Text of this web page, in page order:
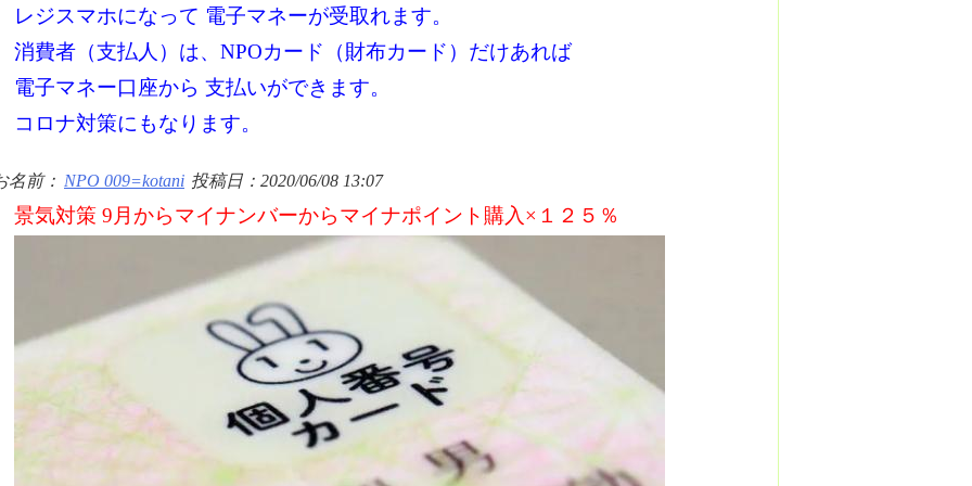
レジスマホになって 電子マネーが受取れます。
消費者（支払人）は、NPOカード（財布カード）だけあれば
電子マネー口座から 支払いができます。
コロナ対策にもなります。
名前： NPO 009=kotani 投稿日：2020/06/08 13:07
景気対策 9月からマイナンバーからマイナポイント購入×１２５％